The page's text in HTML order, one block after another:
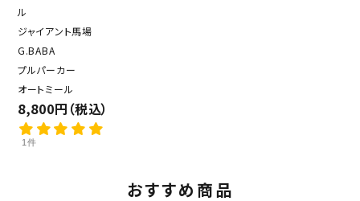
ル
ジャイアント馬場
G.BABA
プルパーカー
オートミール
8,800円（税込）
1件
おすすめ商品